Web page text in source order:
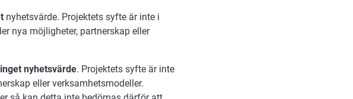
nyhetsvärde. Projektets syfte är inte i
nya möjligheter, partnerskap eller
nyhetsvärde. Projektets syfte är inte
eller verksamhetsmodeller.